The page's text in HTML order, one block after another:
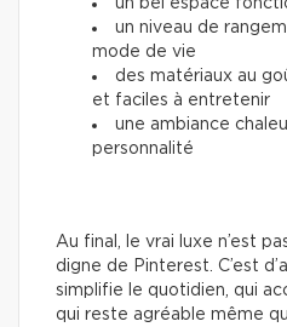
un bel espace
un niveau de
mode de vie
des matériaux au
et faciles à entretenir
une ambiance
personnalité
Au final, le vrai luxe n’est
digne de Pinterest. C’est
simplifie le quotidien, qui
qui reste agréable même